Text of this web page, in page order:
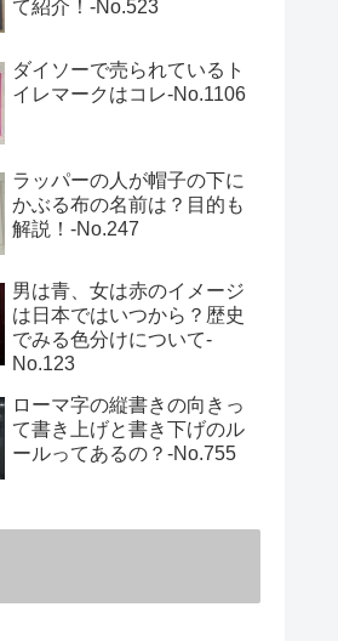
て紹介！‐No.523
ダイソーで売られているト
イレマークはコレ-No.1106
ラッパーの人が帽子の下に
かぶる布の名前は？目的も
解説！‐No.247
男は青、女は赤のイメージ
は日本ではいつから？歴史
でみる色分けについて-
No.123
ローマ字の縦書きの向きっ
て書き上げと書き下げのル
ールってあるの？‐No.755